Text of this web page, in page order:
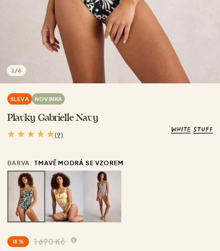
1 /6
SLEVA NOVINKA
Plavky Gabrielle Navy
(9)
BARVA: TMAVĚ MODRÁ SE VZOREM
18 % 1 690 Kč